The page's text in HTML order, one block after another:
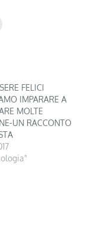
FELICI
IMPARARE A
MOLTE
UN RACCONTO